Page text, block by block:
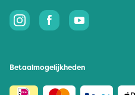
Betaalmogelijkheden